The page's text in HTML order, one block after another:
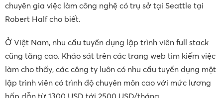
chuyên gia việc làm công nghệ có trụ sở tại Seattle tại
Robert Half cho biết.
Ở Việt Nam, nhu cầu tuyển dụng lập trình viên full stack
cũng tăng cao. Khảo sát trên các trang web tìm kiếm việc
làm cho thấy, các công ty luôn có nhu cầu tuyển dụng một
lập trình viên có trình độ chuyên môn cao với mức lương